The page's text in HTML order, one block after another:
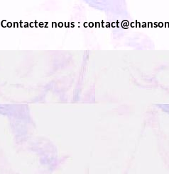
Contactez nous :